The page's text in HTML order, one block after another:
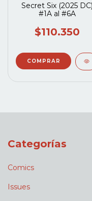
Secret Six (2025 DC)
#1A al #6A
$110.350
Categorías
Comics
Issues